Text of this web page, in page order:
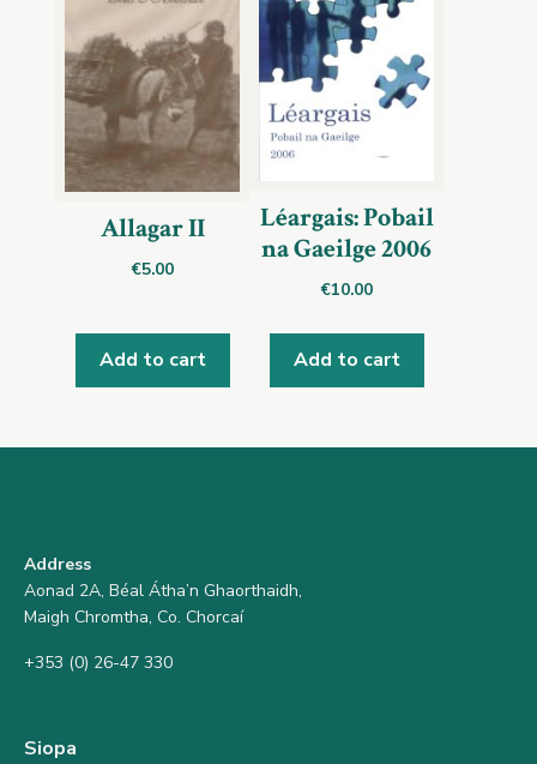
Allagar II
€5.00
Add to cart
Léargais: Pobail
na Gaeilge 2006
€10.00
Add to cart
Address
Aonad 2A, Béal Átha’n Ghaorthaidh,
Maigh Chromtha, Co. Chorcaí
+353 (0) 26-47 330
Siopa